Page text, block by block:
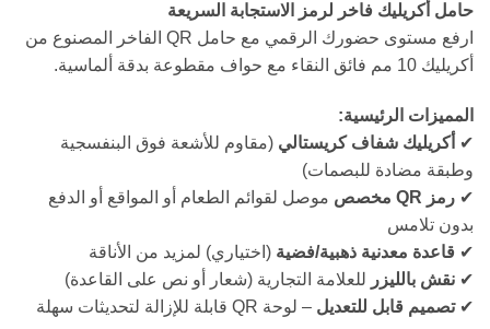
حامل أكريليك فاخر لرمز الاستجابة السريعة
ارفع مستوى حضورك الرقمي مع حامل QR الفاخر المصنوع من
أكريليك 10 مم فائق النقاء مع حواف مقطوعة بدقة ألماسية.
المميزات الرئيسية:
✔ أكريليك شفاف كريستالي (مقاوم للأشعة فوق البنفسجية
وطبقة مضادة للبصمات)
✔ رمز QR مخصص
موصل لقوائم الطعام أو المواقع أو الدفع
بدون تلامس
✔ قاعدة معدنية ذهبية/فضية (اختياري) لمزيد من الأناقة
✔ نقش بالليزر للعلامة التجارية (شعار أو نص على القاعدة)
✔تصميم قابل للتعديل – لوحة QR قابلة للإزالة لتحديثات سهلة